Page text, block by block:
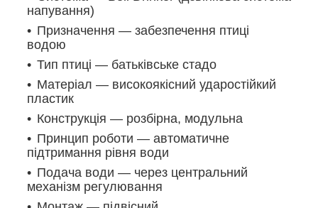
напування)
Призначення — забезпечення птиці
водою
Тип птиці — батьківське стадо
Матеріал — високоякісний ударостійкий
пластик
Конструкція — розбірна, модульна
Принцип роботи — автоматичне
підтримання рівня води
Подача води — через центральний
механізм регулювання